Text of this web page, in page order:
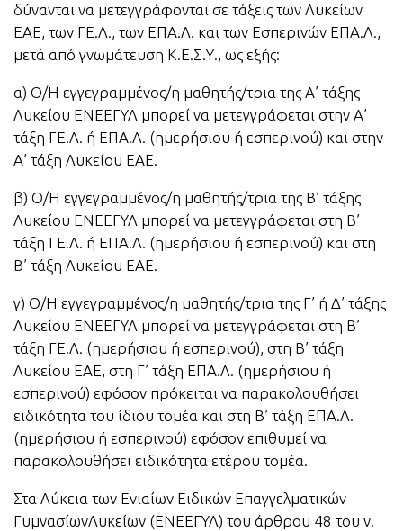
δύνανται να μετεγγράφονται σε τάξεις των Λυκείων
ΕΑΕ, των ΓΕ.Λ., των ΕΠΑ.Λ. και των Εσπερινών ΕΠΑ.Λ.,
μετά από γνωμάτευση Κ.Ε.Σ.Υ., ως εξής:
α) Ο/Η εγγεγραμμένος/η μαθητής/τρια της Α’ τάξης
Λυκείου ΕΝΕΕΓΥΛ μπορεί να μετεγγράφεται στην Α’
τάξη ΓΕ.Λ. ή ΕΠΑ.Λ. (ημερήσιου ή εσπερινού) και στην
Α’ τάξη Λυκείου ΕΑΕ.
β) Ο/Η εγγεγραμμένος/η μαθητής/τρια της Β’ τάξης
Λυκείου ΕΝΕΕΓΥΛ μπορεί να μετεγγράφεται στη Β’
τάξη ΓΕ.Λ. ή ΕΠΑ.Λ. (ημερήσιου ή εσπερινού) και στη
Β’ τάξη Λυκείου ΕΑΕ.
γ) Ο/Η εγγεγραμμένος/η μαθητής/τρια της Γ’ ή Δ’ τάξης
Λυκείου ΕΝΕΕΓΥΛ μπορεί να μετεγγράφεται στη Β’
τάξη ΓΕ.Λ. (ημερήσιου ή εσπερινού), στη Β’ τάξη
Λυκείου ΕΑΕ, στη Γ’ τάξη ΕΠΑ.Λ. (ημερήσιου ή
εσπερινού) εφόσον πρόκειται να παρακολουθήσει
ειδικότητα του ίδιου τομέα και στη Β’ τάξη ΕΠΑ.Λ.
(ημερήσιου ή εσπερινού) εφόσον επιθυμεί να
παρακολουθήσει ειδικότητα ετέρου τομέα.
Στα Λύκεια των Ενιαίων Ειδικών Επαγγελματικών
ΓυμνασίωνΛυκείων (ΕΝΕΕΓΥΛ) του άρθρου 48 του ν.